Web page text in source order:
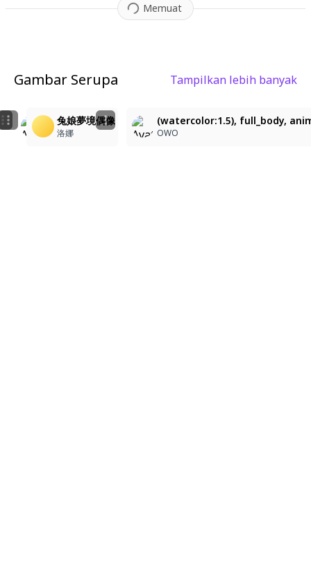
Memuat
Gambar Serupa Tampilkan lebih banyak
(watercolor:1.5), full_body, anime_style,
OWO
(watercolor:1.5), full_body, anime_style,
OWO
兔娘夢境偶像
洛娜
(watercolor:1.5), full_body,
OWO